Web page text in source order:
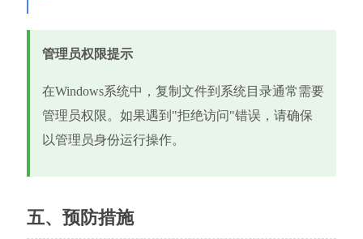
管理员权限提示
在Windows系统中，复制文件到系统目录通常需要
管理员权限。如果遇到"拒绝访问"错误，请确保
以管理员身份运行操作。
五、预防措施